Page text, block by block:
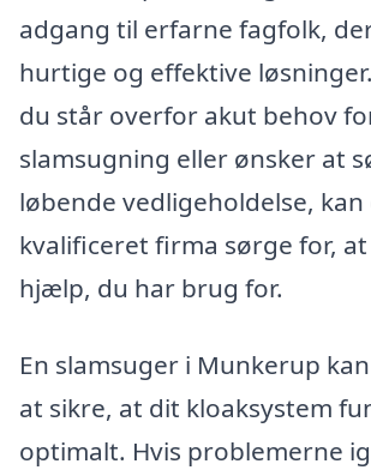
adgang til erfarne fagfolk,
hurtige og effektive
du står overfor akut behov
slamsugning eller ønsker at
løbende vedligeholdelse, kan
kvalificeret firma sørge for,
hjælp, du har brug for.
En slamsuger i Munkerup
at sikre, at dit kloaksystem
optimalt. Hvis problemerne